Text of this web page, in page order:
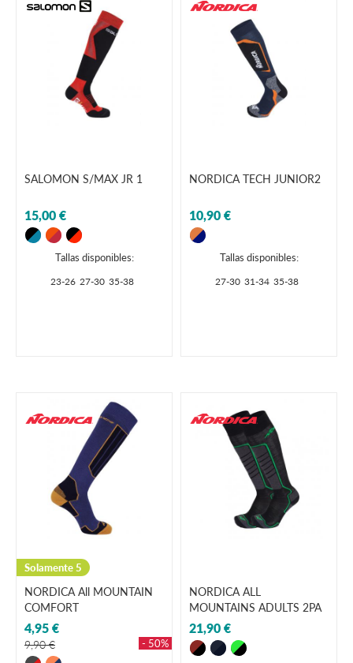
SALOMON S/MAX JR 1
15,00 €
Tallas disponibles:
23-26 27-30 35-38
NORDICA TECH JUNIOR2
10,90 €
Tallas disponibles:
27-30 31-34 35-38
Solamente 5
NORDICA All MOUNTAIN
COMFORT
4,95 €
9,90 € - 50%
NORDICA ALL
MOUNTAINS ADULTS 2PA
21,90 €